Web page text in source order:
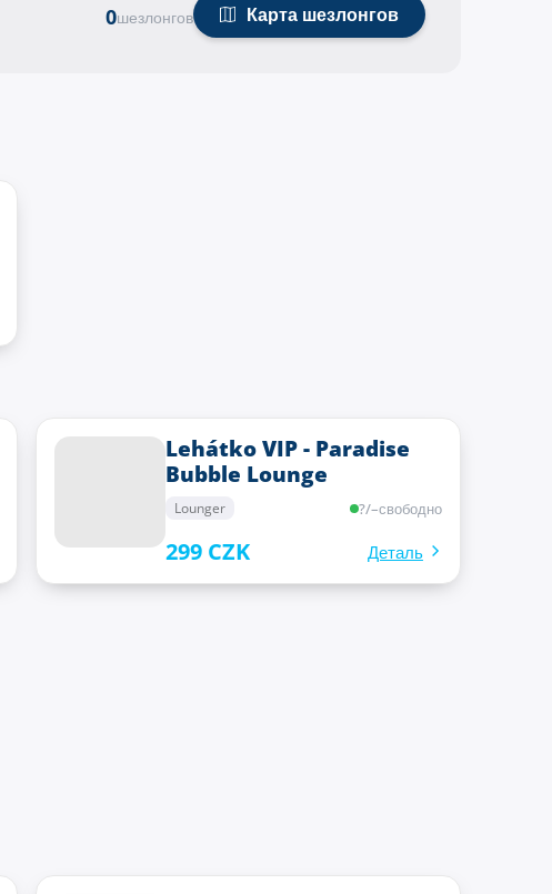
0шезлонгов Карта шезлонгов
Lehátko VIP - Paradise
Bubble Lounge
Lounger ?/–свободно
299 CZK Деталь